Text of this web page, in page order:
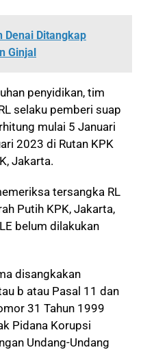
Denai Ditangkap
Ginjal
penyidikan, tim
selaku pemberi suap
mulai 5 Januari
2023 di Rutan KPK
Jakarta.
tersangka RL
Putih KPK, Jakarta,
belum dilakukan
disangkakan
b atau Pasal 11 dan
31 Tahun 1999
Pidana Korupsi
Undang-Undang